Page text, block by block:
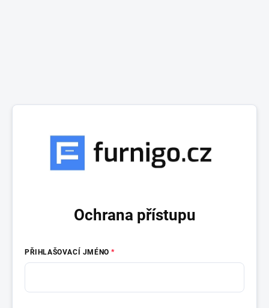
Ochrana přístupu
PŘIHLAŠOVACÍ JMÉNO